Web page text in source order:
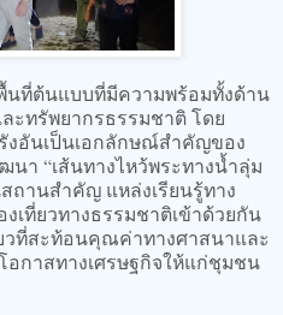
นที่ต้นแบบที่มีความพร้อมทั้งด้าน
ทรัพยากรธรรมชาติ โดย
งอันเป็นเอกลักษณ์สำคัญของ
า “เส้นทางไหว้พระทางน้ำลุ่ม
ถานสำคัญ แหล่งเรียนรู้ทาง
ที่ยวทางธรรมชาติเข้าด้วยกัน
วที่สะท้อนคุณค่าทางศาสนาและ
กาสทางเศรษฐกิจให้แก่ชุมชน